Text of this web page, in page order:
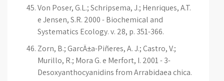
Von Poser, G.L.; Schripsema, J.; Henriques, A.T.
e Jensen, S.R. 2000 - Biochemical and
Systematics Ecology. v. 28, p. 351-366.
Zorn, B.; GarcÄ±a-Piñeres, A. J.; Castro, V.;
Murillo, R.; Mora G. e Merfort, I. 2001 - 3-
Desoxyanthocyanidins from Arrabidaea chica.